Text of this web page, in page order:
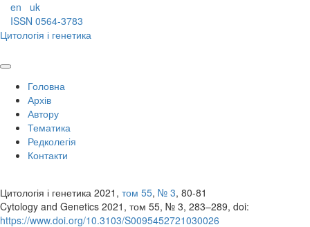
en
uk
ISSN 0564-3783
Цитологія і генетика
Головна
Архів
Автору
Тематика
Редколегія
Контакти
Цитологія і генетика 2021, том 55, № 3, 80-81
Cytology and Genetics 2021, том 55, № 3, 283–289, doi:
https://www.doi.org/10.3103/S0095452721030026